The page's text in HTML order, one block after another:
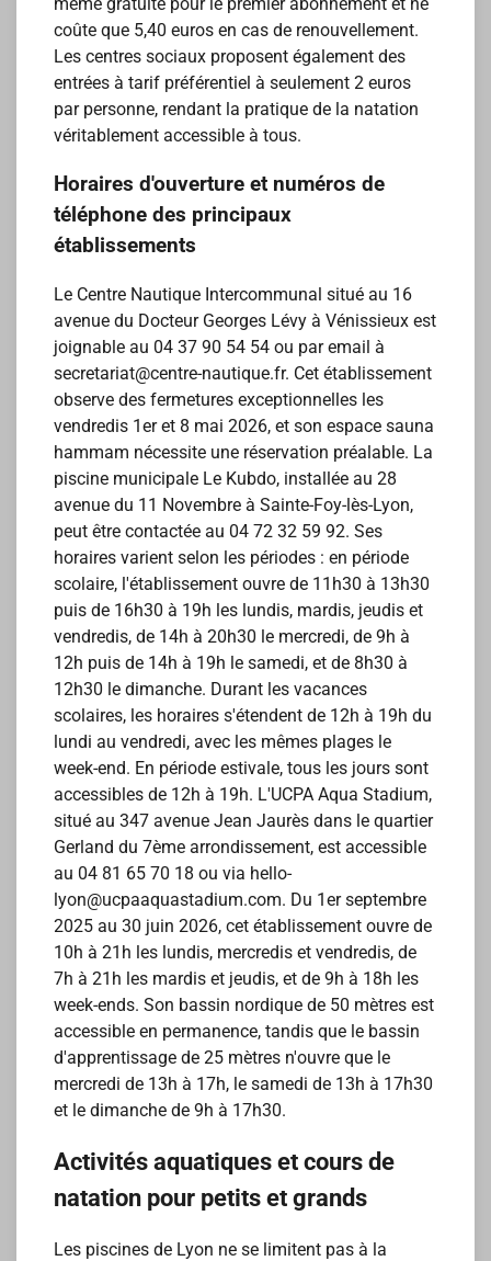
coûte que 5,40 euros en cas de renouvellement.
Les centres sociaux proposent également des
entrées à tarif préférentiel à seulement 2 euros
par personne, rendant la pratique de la natation
véritablement accessible à tous.
Horaires d'ouverture et numéros de
téléphone des principaux
établissements
Le Centre Nautique Intercommunal situé au 16
avenue du Docteur Georges Lévy à Vénissieux est
joignable au 04 37 90 54 54 ou par email à
secretariat@centre-nautique.fr. Cet établissement
observe des fermetures exceptionnelles les
vendredis 1er et 8 mai 2026, et son espace sauna
hammam nécessite une réservation préalable. La
piscine municipale Le Kubdo, installée au 28
avenue du 11 Novembre à Sainte-Foy-lès-Lyon,
peut être contactée au 04 72 32 59 92. Ses
horaires varient selon les périodes : en période
scolaire, l'établissement ouvre de 11h30 à 13h30
puis de 16h30 à 19h les lundis, mardis, jeudis et
vendredis, de 14h à 20h30 le mercredi, de 9h à
12h puis de 14h à 19h le samedi, et de 8h30 à
12h30 le dimanche. Durant les vacances
scolaires, les horaires s'étendent de 12h à 19h du
lundi au vendredi, avec les mêmes plages le
week-end. En période estivale, tous les jours sont
accessibles de 12h à 19h. L'UCPA Aqua Stadium,
situé au 347 avenue Jean Jaurès dans le quartier
Gerland du 7ème arrondissement, est accessible
au 04 81 65 70 18 ou via hello-
lyon@ucpaaquastadium.com. Du 1er septembre
2025 au 30 juin 2026, cet établissement ouvre de
10h à 21h les lundis, mercredis et vendredis, de
7h à 21h les mardis et jeudis, et de 9h à 18h les
week-ends. Son bassin nordique de 50 mètres est
accessible en permanence, tandis que le bassin
d'apprentissage de 25 mètres n'ouvre que le
mercredi de 13h à 17h, le samedi de 13h à 17h30
et le dimanche de 9h à 17h30.
Activités aquatiques et cours de
natation pour petits et grands
Les piscines de Lyon ne se limitent pas à la